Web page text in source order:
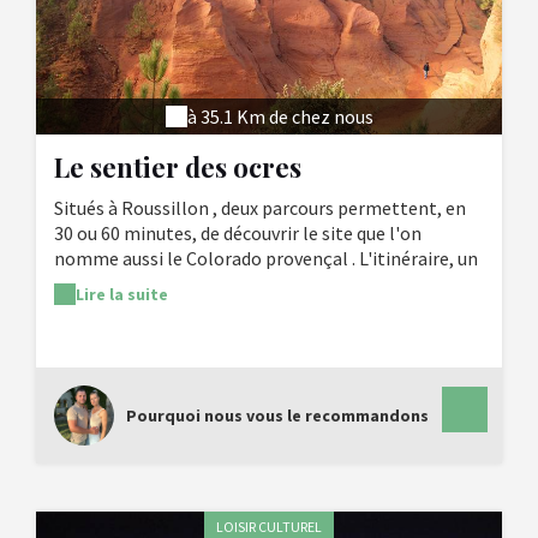
à 35.1 Km de chez nous
Le sentier des ocres
Situés à Roussillon , deux parcours permettent, en
30 ou 60 minutes, de découvrir le site que l'on
nomme aussi le Colorado provençal . L'itinéraire, un
véritable voyage minéral à travers près de 110
millions d'années est jalonné de pupitres offrant des
Lire la suite
Pourquoi nous vous le recommandons
LOISIR CULTUREL